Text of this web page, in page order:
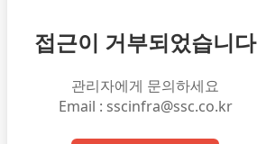
접근이 거부되었습니다
관리자에게 문의하세요
Email : sscinfra@ssc.co.kr